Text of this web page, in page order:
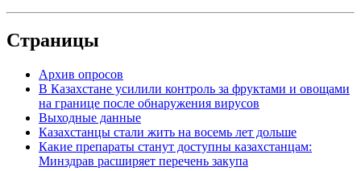
Страницы
Архив опросов
В Казахстане усилили контроль за фруктами и овощами
на границе после обнаружения вирусов
Выходные данные
Казахстанцы стали жить на восемь лет дольше
Какие препараты станут доступны казахстанцам:
Минздрав расширяет перечень закупа